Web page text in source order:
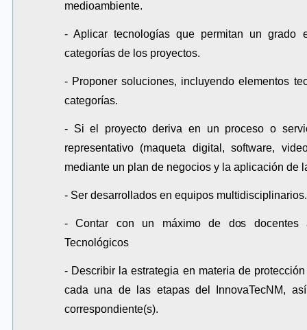
medioambiente.
- Aplicar tecnologías que permitan un grado
categorías de los proyectos.
- Proponer soluciones, incluyendo elementos
categorías.
- Si el proyecto deriva en un proceso o
representativo (maqueta digital, software,
mediante un plan de negocios y la aplicación de
- Ser desarrollados en equipos multidisciplinarios.
- Contar con un máximo de dos docentes
Tecnológicos
- Describir la estrategia en materia de
cada una de las etapas del InnovaTecNM,
correspondiente(s).